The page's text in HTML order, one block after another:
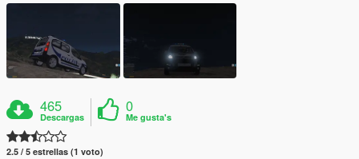
465
Descargas
0
Me gusta's
2.5 / 5 estrellas (1 voto)